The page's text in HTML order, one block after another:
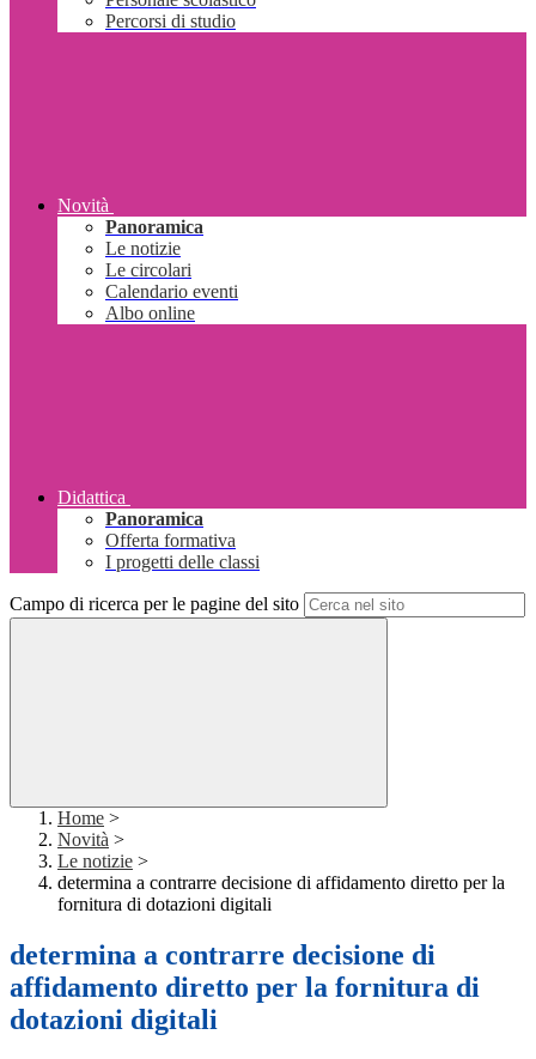
Percorsi di studio
Novità
Panoramica
Le notizie
Le circolari
Calendario eventi
Albo online
Didattica
Panoramica
Offerta formativa
I progetti delle classi
Campo di ricerca per le pagine del sito
Home >
Novità >
Le notizie >
determina a contrarre decisione di affidamento diretto per la
fornitura di dotazioni digitali
determina a contrarre decisione di
affidamento diretto per la fornitura di
dotazioni digitali